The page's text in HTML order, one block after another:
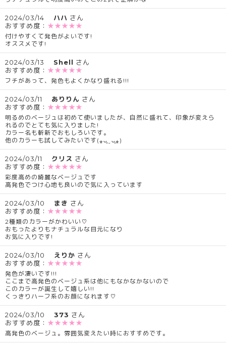
2024/03/14 ハハ さん
おすすめ度： ★★★★★
付けやすくて発色がよいです!
オススメです!
2024/03/13 Shell さん
おすすめ度： ★★★★★
フチがあって、発色もよくかなり盛れる!!!
2024/03/11 ありりん さん
おすすめ度： ★★★★★
明るめのベージュは初めて使いましたが、自然に盛れて、印象が変えら
れるのでとても気に入りました!
カラー名も斬新でおもしろいです。
他のカラーも試してみたいです(⁎ᴗ͈ˬᴗ͈⁎)
2024/03/11 クリス さん
おすすめ度： ★★★★★
彩度高めの綺麗なベージュです
高発色でつけ心地も良いので気に入っています
2024/03/10 まき さん
おすすめ度： ★★★★★
2種類のカラーがかわいい♡
おもったよりもナチュラルな目元になり
お気に入りです!
2024/03/10 えりか さん
おすすめ度： ★★★★★
発色が凄いです!!!
ここまで高発色のベージュ系は他にもなかなかないので
このカラーが誕生して嬉しい!!
くっきりハーフ系のお顔になれます♡
2024/03/10 373 さん
おすすめ度： ★★★★★
高発色のベージュ。雰囲気変えたい時におすすめです。